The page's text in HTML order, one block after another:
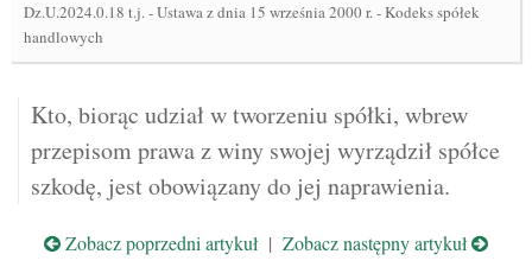
Dz.U.2024.0.18 t.j.-Ustawa z dnia 15 września 2000 r. - Kodeks spółek
handlowych
Kto, biorąc udział w tworzeniu spółki, wbrew
przepisom prawa z winy swojej wyrządził spółce
szkodę, jest obowiązany do jej naprawienia.
Zobacz poprzedni artykuł | Zobacz następny artykuł